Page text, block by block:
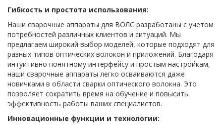
Гибкость и простота использования:
Наши сварочные аппараты для ВОЛС разработаны с учетом
потребностей различных клиентов и ситуаций. Мы
предлагаем широкий выбор моделей, которые подходят для
разных типов оптических волокон и приложений. Благодаря
интуитивно понятному интерфейсу и простым настройкам,
наши сварочные аппараты легко осваиваются даже
новичками в области сварки оптического волокна. Это
позволяет сократить время на обучение и повысить
эффективность работы ваших специалистов.
Инновационные функции и технологии: